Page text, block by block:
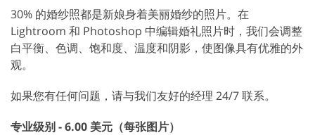
30% 的婚纱照都是新娘身着美丽婚纱的照片。在
Lightroom 和 Photoshop 中编辑婚礼照片时，我们会调整
白平衡、色调、饱和度、温度和阴影，使图像具有优雅的外
观。
如果您有任何问题，请与我们友好的经理 24/7 联系。
专业级别 - 6.00 美元（每张图片）